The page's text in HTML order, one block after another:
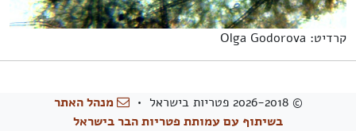
קרדיט: Olga Godorova
© 2026-2018 פטריות בישראל •
מנהל האתר
בשיתוף עם עמותת פטריות הבר בישראל